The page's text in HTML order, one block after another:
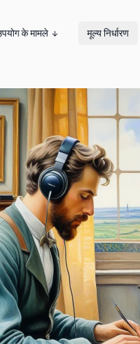
के मामले मूल्य निर्धारण